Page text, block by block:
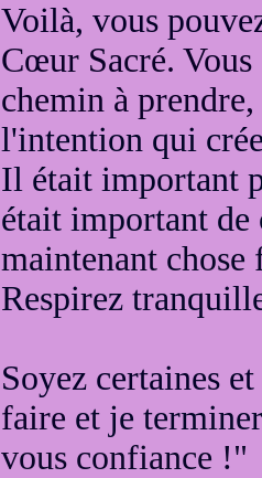
Voilà, vous
Cœur Sacré. Vous
chemin à
l'intention qui
Il était important
était important
maintenant chose
Respirez
Soyez certaines
faire et je
vous confiance !"